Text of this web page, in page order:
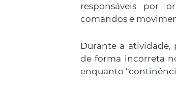
responsáveis por
comandos e
Durante a atividade,
de forma incorreta
enquanto